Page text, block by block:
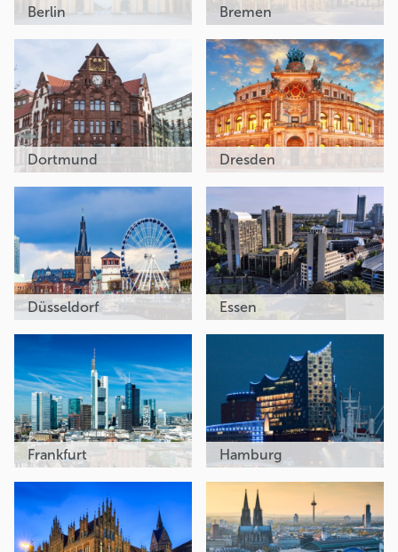
Berlin Bremen
Dortmund Dresden
Düsseldorf Essen
Frankfurt Hamburg